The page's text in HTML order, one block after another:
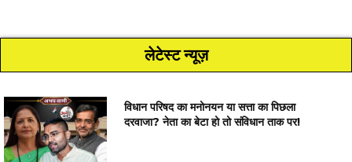
लेटेस्ट न्यूज़
विधान परिषद का मनोनयन या सत्ता का पिछला
दरवाजा? नेता का बेटा हो तो संविधान ताक पर!